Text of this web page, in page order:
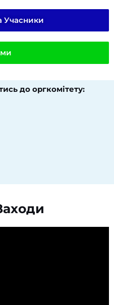
Учасники
до оргкомітету:​